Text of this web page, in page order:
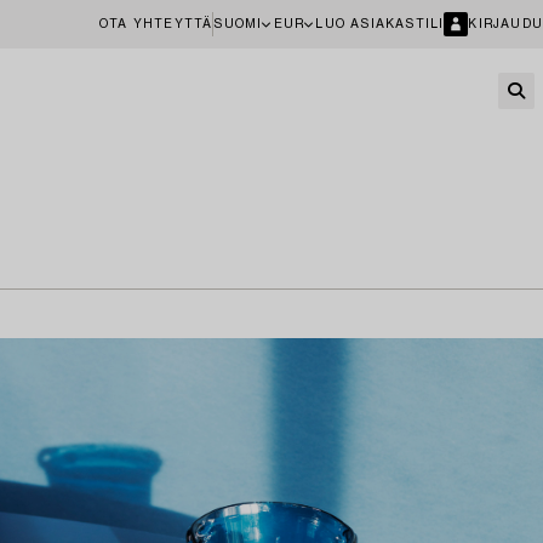
OTA YHTEYTTÄ SUOMI EUR LUO ASIAKASTILI KIRJAUDU